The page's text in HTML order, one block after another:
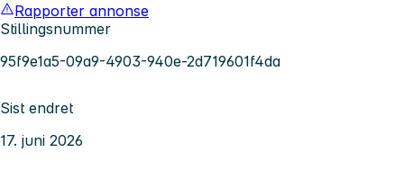
Rapporter annonse
Stillingsnummer
95f9e1a5-09a9-4903-940e-2d719601f4da
Sist endret
17. juni 2026